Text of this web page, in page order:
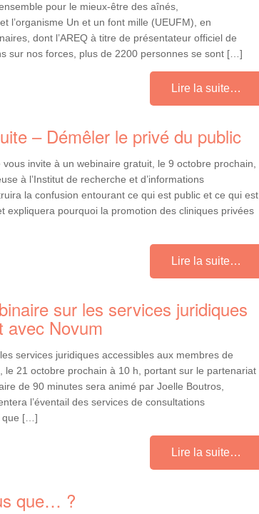
pour le mieux-être des aînés,
l’organisme Un et un font mille (UEUFM), en
dont l’AREQ à titre de présentateur officiel de
sur nos forces, plus de 2200 personnes se sont […]
Lire la suite…
– Démêler le privé du public
invite à un webinaire gratuit, le 9 octobre prochain,
à l’Institut de recherche et d’informations
la confusion entourant ce qui est public et ce qui est
expliquera pourquoi la promotion des cliniques privées
Lire la suite…
sur les services juridiques
avec Novum
services juridiques accessibles aux membres de
le 21 octobre prochain à 10 h, portant sur le partenariat
de 90 minutes sera animé par Joelle Boutros,
l’éventail des services de consultations
que […]
Lire la suite…
que… ?